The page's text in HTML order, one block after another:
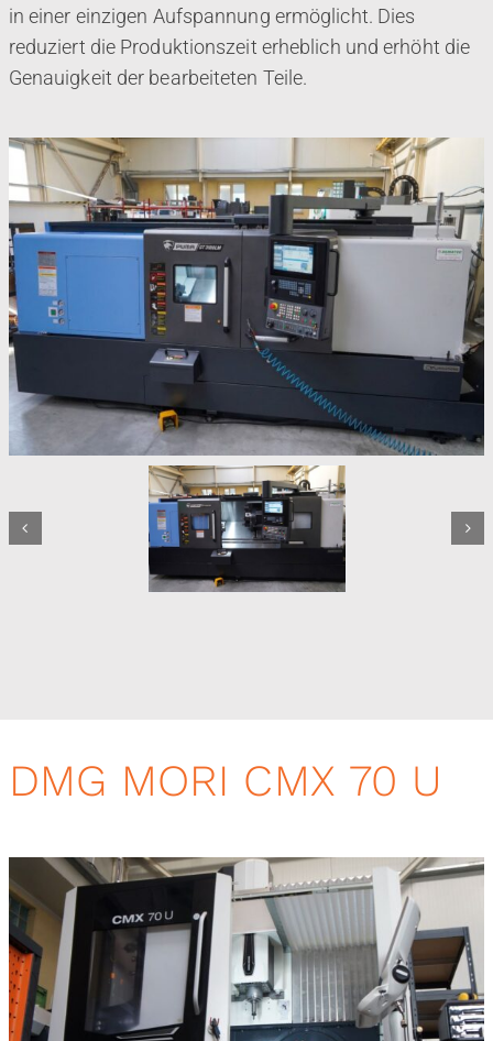
in einer einzigen Aufspannung ermöglicht. Dies
reduziert die Produktionszeit erheblich und erhöht die
Genauigkeit der bearbeiteten Teile.
DMG MORI CMX 70 U